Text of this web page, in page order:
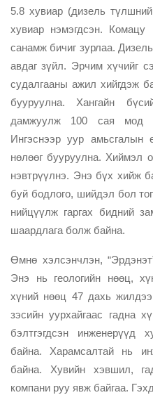
5.8 хувиар (дизель
хувиар нэмэгдсэн. Комацу
санамж бичиг зурлаа.
авдаг зүйл. Эрчим хүчийг
судалгааны ажил хийгдэж
бууруулна. Хангайн
дамжуулж 100 сая мод
Ингэснээр уур амьсгалын
нөлөөг бууруулна. Хиймэл
нэвтрүүлнэ. Энэ бүх хийж
буй бодлого, шийдэл бол
нийцүүлж гаргах бидний
шаардлага болж байна.
Өмнө хэлсэнчлэн,
Энэ нь геологийн нөөц,
хүний нөөц 47 дахь
зэсийн уурхайгаас гадна
бэлтгэгдсэн инженерүүд
байна. Харамсалтай нь
байна. Хувийн хэвшил,
компани руу явж байгаа.